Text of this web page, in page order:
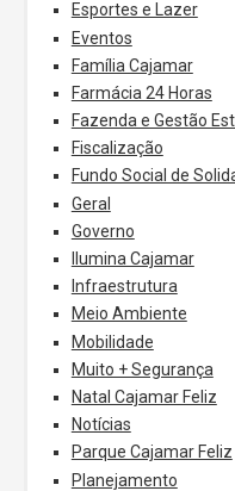
Esportes e Lazer
Eventos
Família Cajamar
Farmácia 24 Horas
Fazenda e Gestão
Fiscalização
Fundo Social de
Geral
Governo
Ilumina Cajamar
Infraestrutura
Meio Ambiente
Mobilidade
Muito + Segurança
Natal Cajamar Feliz
Notícias
Parque Cajamar Feliz
Planejamento